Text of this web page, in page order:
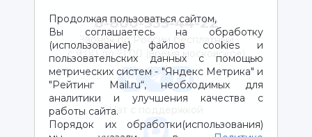
Продолжая пользоваться сайтом,
Вы соглашаетесь на обработку
(использование) файлов cookies и
пользовательских данных с помощью
метрических систем - "Яндекс Метрика" и
"Рейтинг Mail.ru“, необходимых для
аналитики и улучшения качества с
работы сайта.
Порядок их обработки(использования)
8-800-333-44-22
Звонок по России бесплатный
с 9:00 до 21:00 (время московское)
Чат с поддержкой